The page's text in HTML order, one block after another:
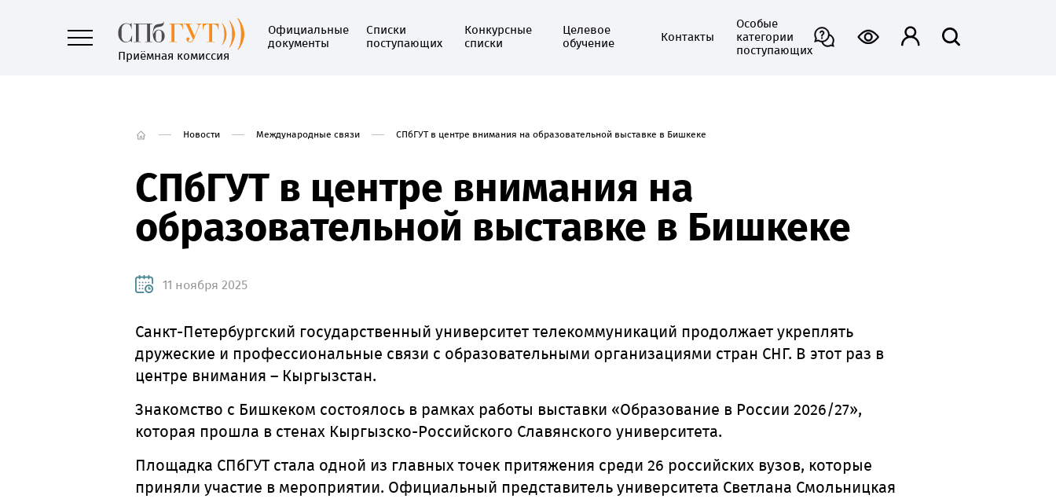
Приёмная комиссия
Официальные
документы
Списки
поступающих
Конкурсные
списки
Целевое
обучение
Контакты
Особые
категории
поступающих
Новости Международные связи СПбГУТ в центре внимания на образовательной выставке в Бишкеке
СПбГУТ в центре внимания на
образовательной выставке в Бишкеке
11 ноября 2025
Санкт-Петербургский государственный университет телекоммуникаций продолжает укреплять
дружеские и профессиональные связи с образовательными организациями стран СНГ. В этот раз в
центре внимания – Кыргызстан.
Знакомство с Бишкеком состоялось в рамках работы выставки «Образование в России 2026/27»,
которая прошла в стенах Кыргызско-Российского Славянского университета.
Площадка СПбГУТ стала одной из главных точек притяжения среди 26 российских вузов, которые
приняли участие в мероприятии. Официальный представитель университета Светлана Смольницкая